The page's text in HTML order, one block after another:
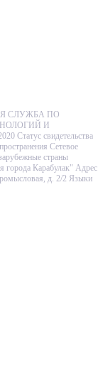
СЛУЖБА ПО
И
свидетельства
Сетевое
страны
города Карабулак" Адрес
д. 2/2 Языки